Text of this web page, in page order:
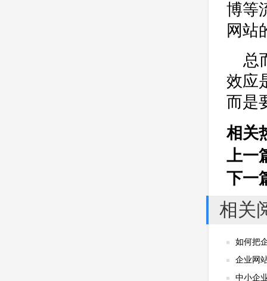
博等
网站
总
效应
而是
相关
上一
下一
相关
如何把
企业网
中小企